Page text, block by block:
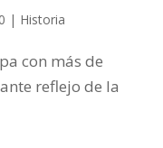
| Historia
con más de
reflejo de la